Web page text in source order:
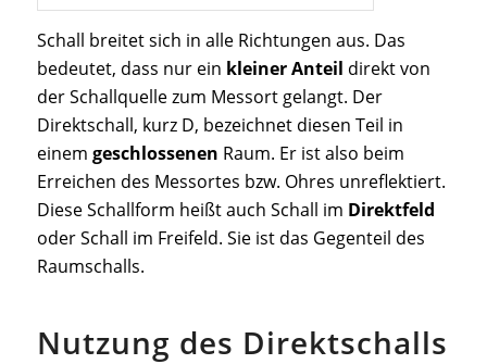
Schall breitet sich in alle Richtungen aus. Das
bedeutet, dass nur ein kleiner Anteil direkt von
der Schallquelle zum Messort gelangt. Der
Direktschall, kurz D, bezeichnet diesen Teil in
einem geschlossenen Raum. Er ist also beim
Erreichen des Messortes bzw. Ohres unreflektiert.
Diese Schallform heißt auch Schall im Direktfeld
oder Schall im Freifeld. Sie ist das Gegenteil des
Raumschalls.
Nutzung des Direktschalls